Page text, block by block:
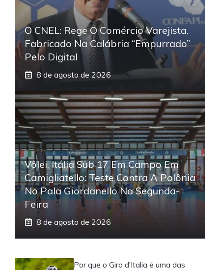
O CNEL: Rege O Comércio Varejista.
Fabricado Na Calábria “empurrado”
Pelo Digital
8 de agosto de 2026
Vôlei, Itália Sub 17 Em Campo Em
Camigliatello: Teste Contra A Polônia
No Pala Giordanello Na Segunda-
Feira
8 de agosto de 2026
Por que o Giro d’Italia é uma das